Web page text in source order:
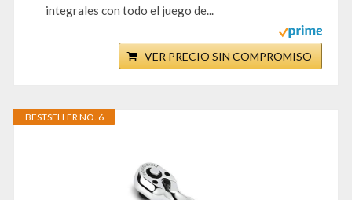
integrales con todo el juego de...
VER PRECIO SIN COMPROMISO
BESTSELLER NO. 6